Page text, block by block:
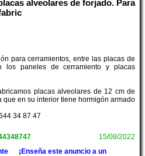
alveolares de forjado. Para
para cerramientos, entre las placas de
los paneles de cerramiento y placas
placas alveolares de 12 cm de
que en su interior tiene hormigón armado
34 87 47
15/08/2022
¡Enseña este anuncio a un